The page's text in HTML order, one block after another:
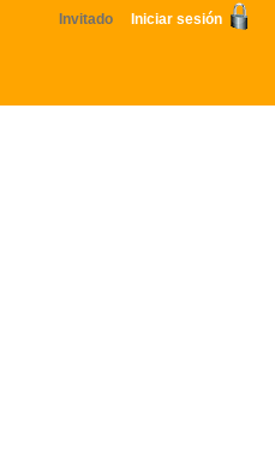
Invitado Iniciar sesión